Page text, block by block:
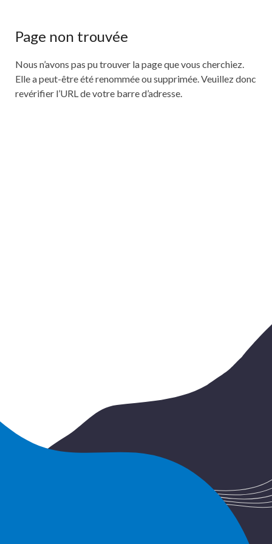
Page non trouvée
Nous n’avons pas pu trouver la page que vous cherchiez.
Elle a peut-être été renommée ou supprimée. Veuillez donc
revérifier l’URL de votre barre d’adresse.